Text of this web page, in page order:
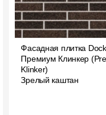
Фасадная плитка
Премиум Клинкер
Klinker)
Зрелый каштан